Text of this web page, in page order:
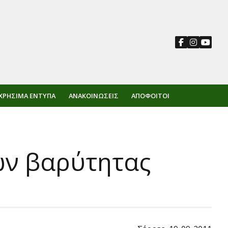
ΈΝΤΥΠΑ ΑΝΑΚΟΙΝΏΣΕΙΣ ΑΠΌΦΟΙΤΟΙ
βαρύτητας